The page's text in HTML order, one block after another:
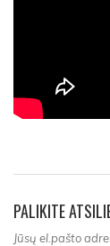
PALIKITE
Jūsų el.pašto